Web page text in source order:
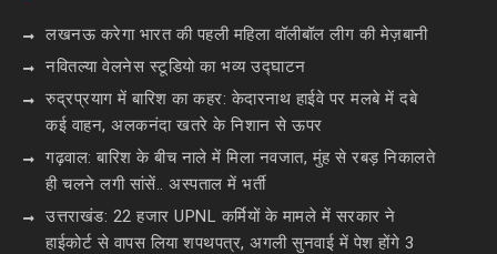
लखनऊ करेगा भारत की पहली महिला वॉलीबॉल लीग की मेज़बानी
नवितल्या वेलनेस स्टूडियो का भव्य उद्घाटन
रुद्रप्रयाग में बारिश का कहर: केदारनाथ हाईवे पर मलबे में दबे
कई वाहन, अलकनंदा खतरे के निशान से ऊपर
गढ़वाल: बारिश के बीच नाले में मिला नवजात, मुंह से रबड़ निकालते
ही चलने लगी सांसें.. अस्पताल में भर्ती
उत्तराखंड: 22 हजार UPNL कर्मियों के मामले में सरकार ने
हाईकोर्ट से वापस लिया शपथपत्र, अगली सुनवाई में पेश होंगे 3